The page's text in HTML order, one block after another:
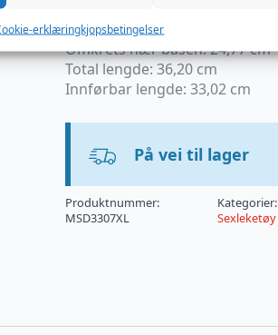
erklæringkjopsbetingelser
Omkrets nær midten: 26,67 cm
Omkrets nær basen: 24,77 cm
Total lengde: 36,20 cm
Innførbar lengde: 33,02 cm
På vei til lager
Produktnummer:
MSD3307XL
Kategorier:
Sexleketøy